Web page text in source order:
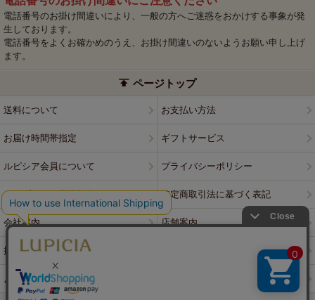
電話番号のお掛け間違いにより、一般の方へご迷惑をおかけする事象が発
生しております。
電話番号をよくお確かめのうえ、お掛け間違いのないようお願い申し上げ
ます。
ページトップ
送料について お支払い方法
お届け時間帯指定 ギフトサービス
ルピシア会員について プライバシーポリシー
ウェブサイト利用規約 特定商取引法に基づく表記
会社案内 店舗案内
採用情報
よくある質問